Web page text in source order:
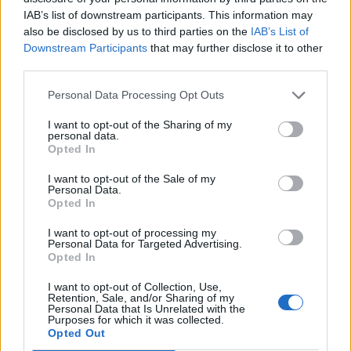
IAB’s list of downstream participants. This information may
also be disclosed by us to third parties on the IAB’s List of
Downstream Participants that may further disclose it to other
Personal Data Processing Opt Outs
I want to opt-out of the Sharing of my
personal data.
Opted In
I want to opt-out of the Sale of my
Personal Data.
Opted In
I want to opt-out of processing my
Personal Data for Targeted Advertising.
Opted In
I want to opt-out of Collection, Use,
Retention, Sale, and/or Sharing of my
Personal Data that Is Unrelated with the
Purposes for which it was collected.
Opted Out
Αναλυτικά το ανακοινωθέν:
«Επιβάτης κρουαζιερόπλοιου, στο οποίο
Syndrome, για καθαρά προληπτικούς λόγους και
σύμφωνα με τις ισχύουσες διεθνείς υγειονομικές
οδηγίες, μεταφέρθηκε από το ΕΚΑΒ και έχει τεθεί
στο ΠΓΝ Αττικόν.
σύμπτωμα σχετιζόμενο με τη νόσο.
επιτήρησης και πρόληψης, χωρίς να υπάρχει
επιβεβαιωμένη λοίμωξη ή ένδειξη ενεργού νόσου.